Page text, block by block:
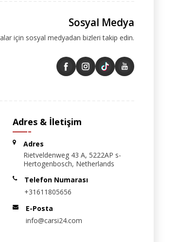
Sosyal Medya
için sosyal medyadan bizleri takip edin.
Adres & İletişim
Adres
Rietveldenweg 43 A, 5222AP s-
Hertogenbosch, Netherlands
Telefon Numarası
+31611805656
E-Posta
info@carsi24.com